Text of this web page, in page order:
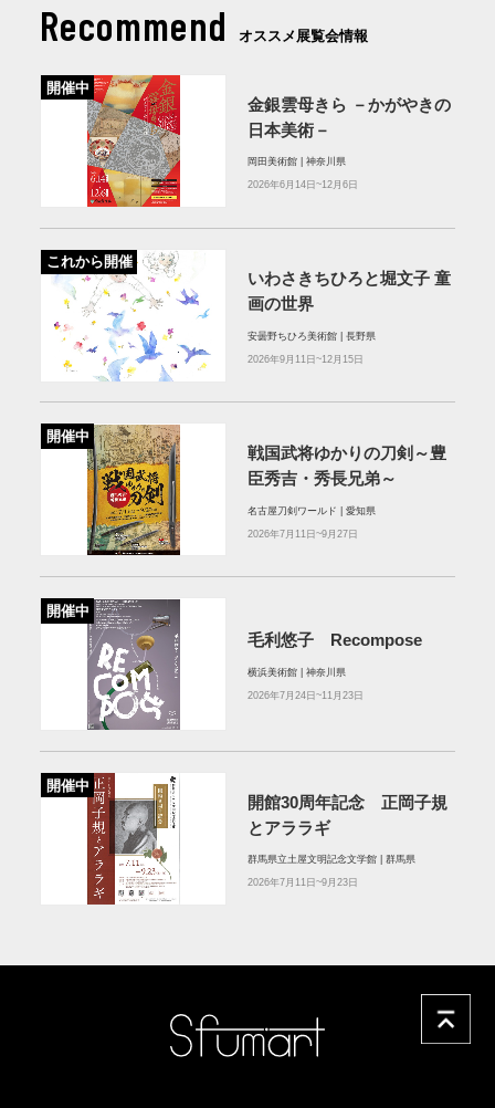
Recommend オススメ展覧会情報
開催中
金銀雲母きら －かがやきの
日本美術－
岡田美術館 | 神奈川県
2026年6月14日~12月6日
これから開催
いわさきちひろと堀文子 童
画の世界
安曇野ちひろ美術館 | 長野県
2026年9月11日~12月15日
開催中
戦国武将ゆかりの刀剣～豊
臣秀吉・秀長兄弟～
名古屋刀剣ワールド | 愛知県
2026年7月11日~9月27日
開催中
毛利悠子 Recompose
横浜美術館 | 神奈川県
2026年7月24日~11月23日
開催中
開館30周年記念 正岡子規
とアララギ
群馬県立土屋文明記念文学館 | 群馬県
2026年7月11日~9月23日